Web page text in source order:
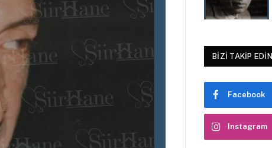
BIZI TAKIP EDIN
Facebook
Instagram